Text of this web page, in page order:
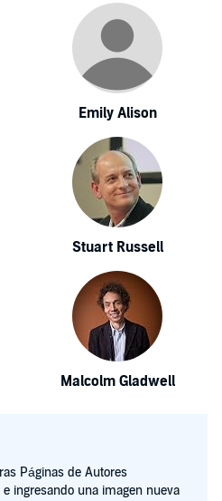
Emily Alison
Stuart Russell
Malcolm Gladwell
Páginas de Autores
ingresando una imagen nueva